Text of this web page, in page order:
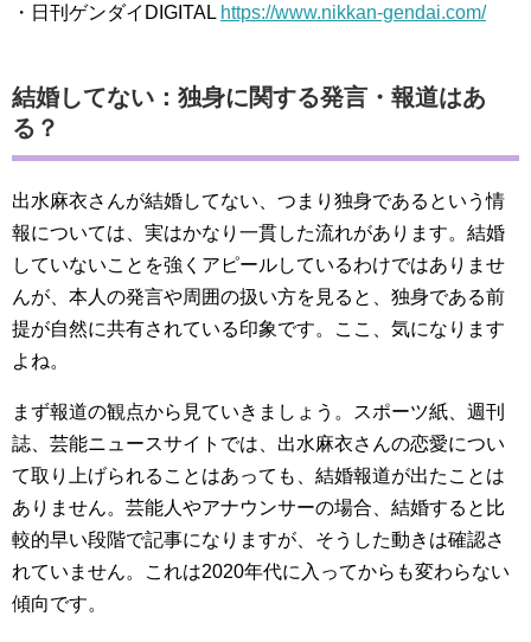
・日刊ゲンダイDIGITAL https://www.nikkan-gendai.com/
結婚してない：独身に関する発言・報道はあ
る？
出水麻衣さんが結婚してない、つまり独身であるという情
報については、実はかなり一貫した流れがあります。結婚
していないことを強くアピールしているわけではありませ
んが、本人の発言や周囲の扱い方を見ると、独身である前
提が自然に共有されている印象です。ここ、気になります
よね。
まず報道の観点から見ていきましょう。スポーツ紙、週刊
誌、芸能ニュースサイトでは、出水麻衣さんの恋愛につい
て取り上げられることはあっても、結婚報道が出たことは
ありません。芸能人やアナウンサーの場合、結婚すると比
較的早い段階で記事になりますが、そうした動きは確認さ
れていません。これは2020年代に入ってからも変わらない
傾向です。